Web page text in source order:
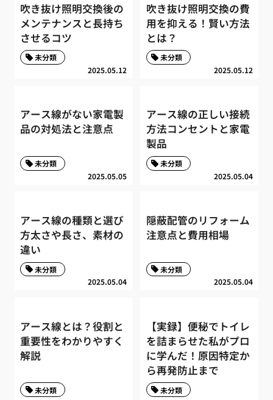
吹き抜け照明交換後の
メンテナンスと長持ち
させるコツ
2025.05.12
未分類
吹き抜け照明交換の費
用を抑える！賢い方法
とは？
2025.05.12
未分類
アース線がない家電製
品の対処法と注意点
2025.05.05
未分類
アース線の正しい接続
方法コンセントと家電
製品
2025.05.04
未分類
アース線の種類と選び
方太さや長さ、素材の
違い
2025.05.04
未分類
隠蔽配管のリフォーム
注意点と費用相場
2025.05.04
未分類
アース線とは？役割と
重要性をわかりやすく
解説
未分類
【実録】便秘でトイレ
を詰まらせた私がプロ
に学んだ！原因特定か
ら再発防止まで
未分類